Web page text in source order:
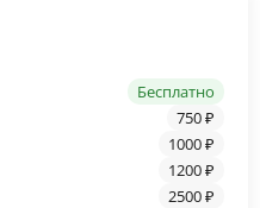
Бесплатно
750 ₽
1000 ₽
1200 ₽
2500 ₽